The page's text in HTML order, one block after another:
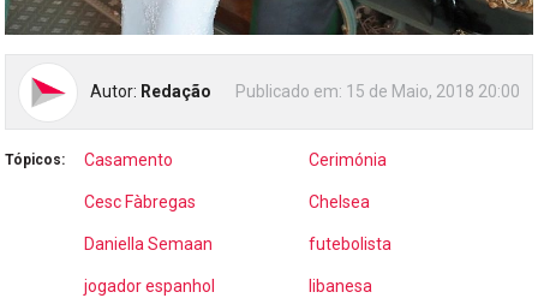
Autor: Redação Publicado em: 15 de Maio, 2018 20:00
Tópicos: Casamento Cerimónia
Cesc Fàbregas Chelsea
Daniella Semaan futebolista
jogador espanhol libanesa